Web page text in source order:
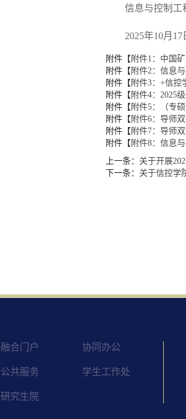
信息与控制工
2025年10月17
附件【 附件1：中国
附件【 附件2：信息
附件【 附件3：+信控
附件【 附件4：2025
附件【 附件5：（专
附件【 附件6：导师
附件【 附件7：导师
附件【 附件8：信息
上一条： 关于开展
下一条： 关于信控学
融合门户 协同办公
公共服务 学生工作处
研究生院